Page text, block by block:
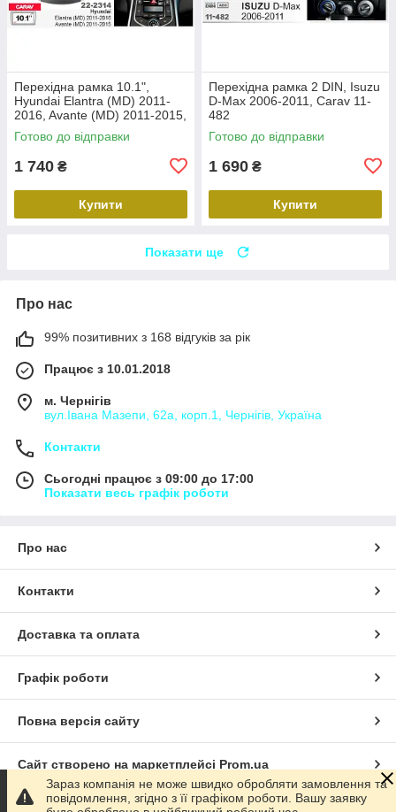
Перехідна рамка 10.1",
Hyundai Elantra (MD) 2011-
2016, Avante (MD) 2011-2015,
Carav 22-2314
Готово до відправки
1 740 ₴
Купити
Перехідна рамка 2 DIN, Isuzu
D-Max 2006-2011, Carav 11-
482
Готово до відправки
1 690 ₴
Купити
Показати ще
Про нас
99% позитивних з 168 відгуків за рік
Працює з 10.01.2018
м. Чернігів
вул.Івана Мазепи, 62а, корп.1, Чернігів, Україна
Контакти
Сьогодні працює з 09:00 до 17:00
Показати весь графік роботи
Про нас
Контакти
Доставка та оплата
Графік роботи
Повна версія сайту
Сайт створено на маркетплейсі Prom.ua
Політика конфіденційності
Зараз компанія не може швидко обробляти замовлення та
повідомлення, згідно з її графіком роботи. Вашу заявку